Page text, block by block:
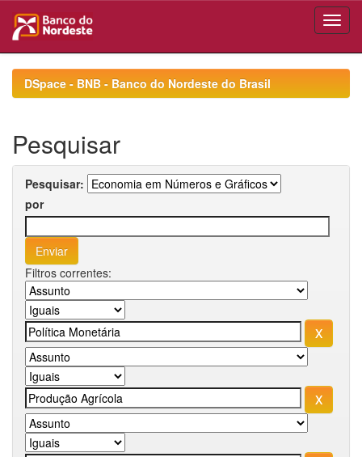
navigationDSpace - BNB - Banco do Nordeste do Brasil
Pesquisar
Pesquisar:
por
Filtros correntes: